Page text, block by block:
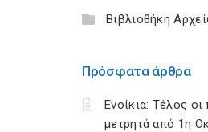
Βιβλιοθήκη
Πρόσφατα άρθρα
Ενοίκια: Τέλος
μετρητά από 1η